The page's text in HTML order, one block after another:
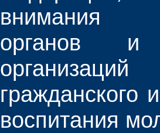
внимания
органов и
гражданского
воспитания